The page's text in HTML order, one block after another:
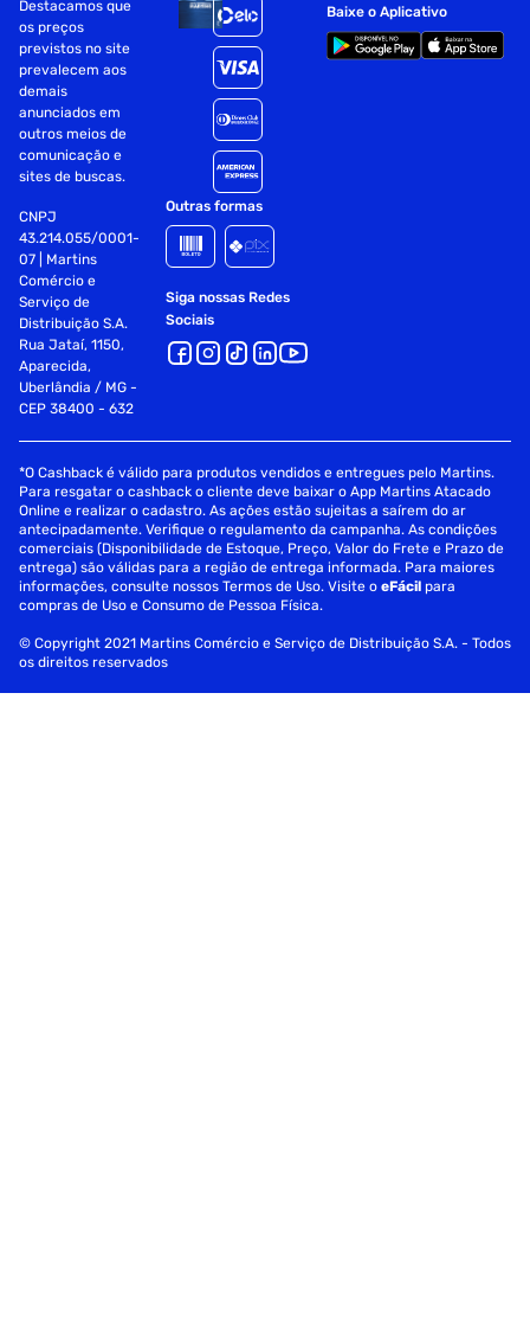
Destacamos que
os preços
previstos no site
prevalecem aos
demais
anunciados em
outros meios de
comunicação e
sites de buscas.
CNPJ
43.214.055/0001-
07 | Martins
Comércio e
Serviço de
Distribuição S.A.
Rua Jataí, 1150,
Aparecida,
Uberlândia / MG -
CEP 38400 - 632
Outras formas
Siga nossas Redes
Sociais
Baixe o Aplicativo
*O Cashback é válido para produtos vendidos e entregues pelo Martins.
Para resgatar o cashback o cliente deve baixar o App Martins Atacado
Online e realizar o cadastro. As ações estão sujeitas a saírem do ar
antecipadamente. Verifique o regulamento da campanha. As condições
comerciais (Disponibilidade de Estoque, Preço, Valor do Frete e Prazo de
entrega) são válidas para a região de entrega informada. Para maiores
informações, consulte nossos Termos de Uso. Visite oeFácil para
compras de Uso e Consumo de Pessoa Física.
© Copyright 2021 Martins Comércio e Serviço de Distribuição S.A. - Todos
os direitos reservados